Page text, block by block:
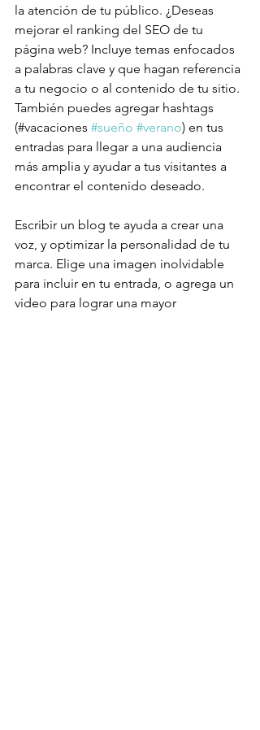
la atención de tu público. ¿Deseas
mejorar el ranking del SEO de tu
página web? Incluye temas enfocados
a palabras clave y que hagan referencia
a tu negocio o al contenido de tu sitio.
También puedes agregar hashtags
(#vacaciones #sueño #verano) en tus
entradas para llegar a una audiencia
más amplia y ayudar a tus visitantes a
encontrar el contenido deseado.
Escribir un blog te ayuda a crear una
voz, y optimizar la personalidad de tu
marca. Elige una imagen inolvidable
para incluir en tu entrada, o agrega un
video para lograr una mayor